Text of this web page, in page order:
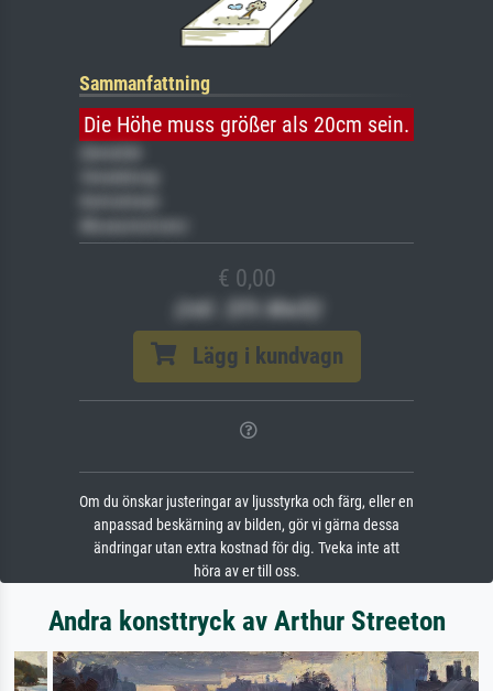
Sammanfattning
Die Höhe muss größer als 20cm sein.
€ 0,00
(inkl. 20% MwSt)
Lägg i kundvagn
Om du önskar justeringar av ljusstyrka och färg, eller en
anpassad beskärning av bilden, gör vi gärna dessa
ändringar utan extra kostnad för dig. Tveka inte att
höra av er till oss.
Andra konsttryck av Arthur Streeton